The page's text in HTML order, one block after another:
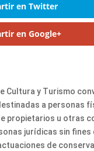
en Twitter
en Google+
Cultura y Turismo
a personas
propietarios u otras
jurídicas sin fines
de